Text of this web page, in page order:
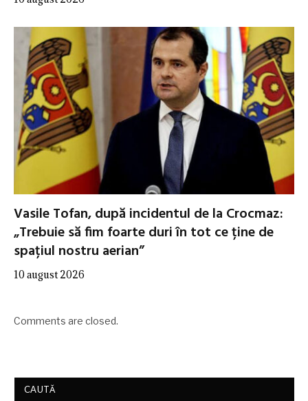
Vasile Tofan, după incidentul de la Crocmaz:
„Trebuie să fim foarte duri în tot ce ține de
spațiul nostru aerian”
10 august 2026
Comments are closed.
CAUTĂ